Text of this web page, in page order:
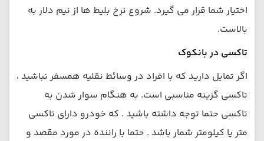
اختیار شما قرار می گیرد. شروع نرخ بلیط ها از نیم دلار به
بالاست.
تاکسی در بانکوک
اگر تمایل دارید که با افراد در وسائط نقلیه همسفر نباشید ،
تاکسی گزینه مناسبی است. به هنگام سوار شدن به
تاکسی حتما توجه داشته باشید . که خودرو دارای تاکسی
متر یا کیلومتر شمار باشد . حتما با راننده در مورد مقصد و